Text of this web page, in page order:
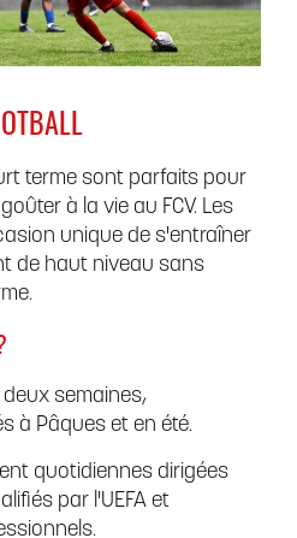
terme sont parfaits pour
à la vie au FCV. Les
unique de s'entraîner
de haut niveau sans
semaines,
à Pâques et en été.
quotidiennes dirigées
par l'UEFA et